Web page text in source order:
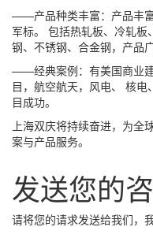
——产品种类丰富：产品丰富
军标。 包括热轧板、冷轧
钢、不锈钢、合金钢，产品
——经典案例：有美国商业
目，航空航天，风电、 核
目成功。
上海双庆将持续奋进，为全
案与产品服务。
发送您的
请将您的请求发送给我们，